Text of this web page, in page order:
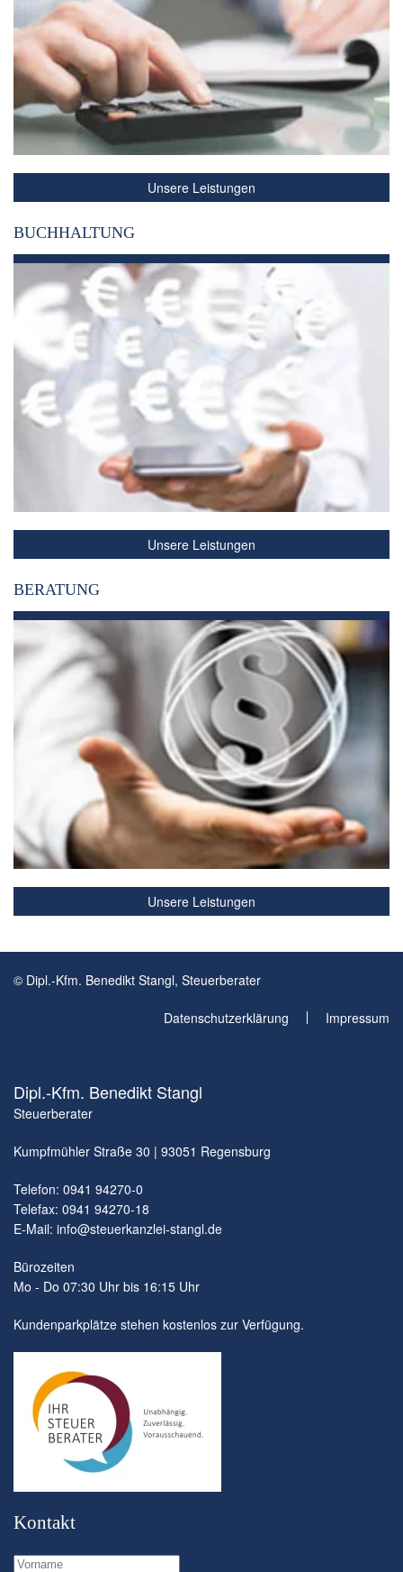
Unsere Leistungen
BUCHHALTUNG
Unsere Leistungen
BERATUNG
Unsere Leistungen
© Dipl.-Kfm. Benedikt Stangl, Steuerberater
Datenschutzerklärung Impressum
Dipl.-Kfm. Benedikt Stangl
Steuerberater
Kumpfmühler Straße 30 | 93051 Regensburg
Telefon: 0941 94270-0
Telefax: 0941 94270-18
E-Mail: info@steuerkanzlei-stangl.de
Bürozeiten
Mo - Do 07:30 Uhr bis 16:15 Uhr
Kundenparkplätze stehen kostenlos zur Verfügung.
Kontakt
Vorname